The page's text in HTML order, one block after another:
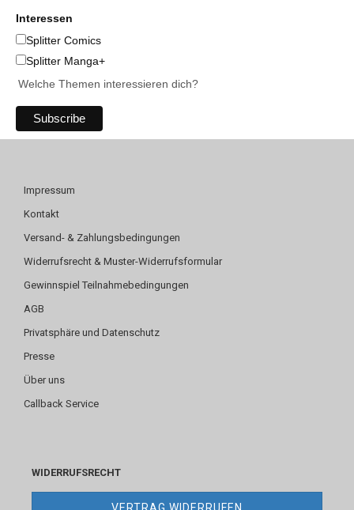
Interessen
Splitter Comics
Splitter Manga+
Welche Themen interessieren dich?
Impressum
Kontakt
Versand- & Zahlungsbedingungen
Widerrufsrecht & Muster-Widerrufsformular
Gewinnspiel Teilnahmebedingungen
AGB
Privatsphäre und Datenschutz
Presse
Über uns
Callback Service
WIDERRUFSRECHT
VERTRAG WIDERRUFEN